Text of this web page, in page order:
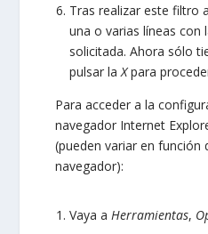
Tras realizar este filtro
una o varias líneas con
solicitada. Ahora sólo
pulsar laXpara
Para acceder a la
navegador Internet
(pueden variar en función
navegador):
Vaya aHerramientas,